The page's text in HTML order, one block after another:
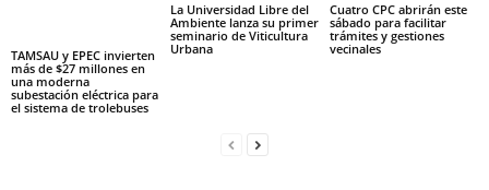
TAMSAU y EPEC invierten
más de $27 millones en
una moderna
subestación eléctrica para
el sistema de trolebuses
La Universidad Libre del
Ambiente lanza su primer
seminario de Viticultura
Urbana
Cuatro CPC abrirán este
sábado para facilitar
trámites y gestiones
vecinales